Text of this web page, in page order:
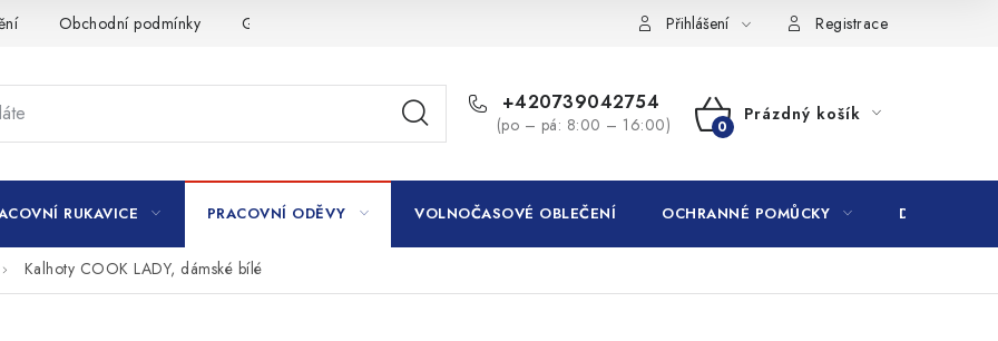
Obchodní podmínky GDPR Přihlášení Registrace
+420739042754
(po – pá: 8:00 – 16:00)
NÁKUPNÍ
Prázdný košík
RUKAVICE PRACOVNÍ ODĚVY VOLNOČASOVÉ OBLEČENÍ OCHRANNÉ POMŮCKY DROGERIE
Kalhoty COOK LADY, dámské bílé